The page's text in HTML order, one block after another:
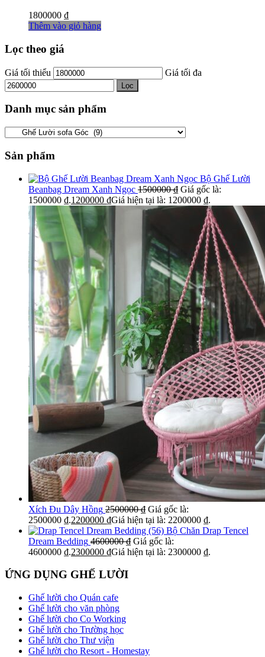
1800000 ₫
Thêm vào giỏ hàng
Lọc theo giá
Giá tối thiểu Giá tối đa
Lọc
Danh mục sản phẩm
Sản phẩm
Bộ Ghế Lười
Beanbag Dream Xanh Ngọc 1500000₫ Giá gốc là:
1500000 ₫.1200000 ₫Giá hiện tại là: 1200000 ₫.
Xích Đu Dây Hồng 2500000₫ Giá gốc là:
2500000 ₫.2200000 ₫Giá hiện tại là: 2200000 ₫.
Bộ Chăn Drap Tencel
Dream Bedding 4600000₫ Giá gốc là:
4600000 ₫.2300000 ₫Giá hiện tại là: 2300000 ₫.
ỨNG DỤNG GHẾ LƯỜI
Ghế lười cho Quán cafe
Ghế lười cho văn phòng
Ghế lười cho Co Working
Ghế lười cho Trường học
Ghế lười cho Thư viện
Ghế lười cho Resort - Homestay